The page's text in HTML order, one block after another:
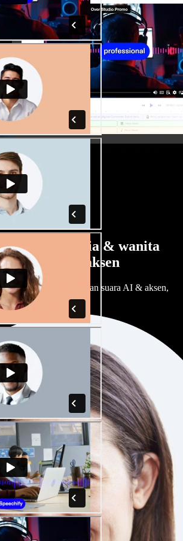
suara pria & wanita
berbagai aksen
beda. Pilih ratusan suara AI & aksen,
Anda.